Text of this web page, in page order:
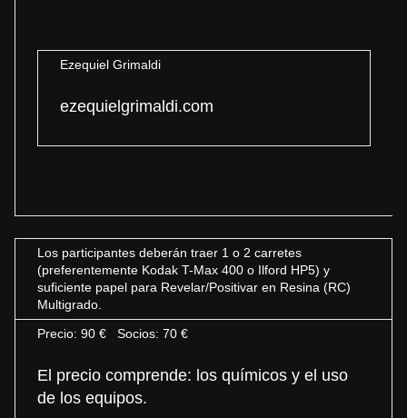
Ezequiel Grimaldi
ezequielgrimaldi.com
Los participantes deberán traer 1 o 2 carretes
(preferentemente Kodak T-Max 400 o Ilford HP5) y
suficiente papel para Revelar/Positivar en Resina (RC)
Multigrado.
Precio: 90 € Socios: 70 €
El precio comprende: los químicos y el uso
de los equipos.